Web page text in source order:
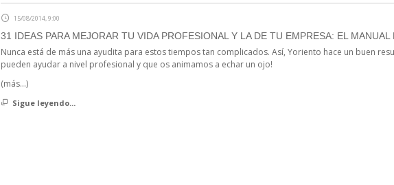
15/08/2014, 9:00
31 IDEAS PARA MEJORAR TU VIDA PROFESIONAL Y LA DE TU EMPRESA: EL MANUAL
Nunca está de más una ayudita para estos tiempos tan complicados. Así, Yoriento hace un buen
pueden ayudar a nivel profesional y que os animamos a echar un ojo!
(más…)
Sigue leyendo...